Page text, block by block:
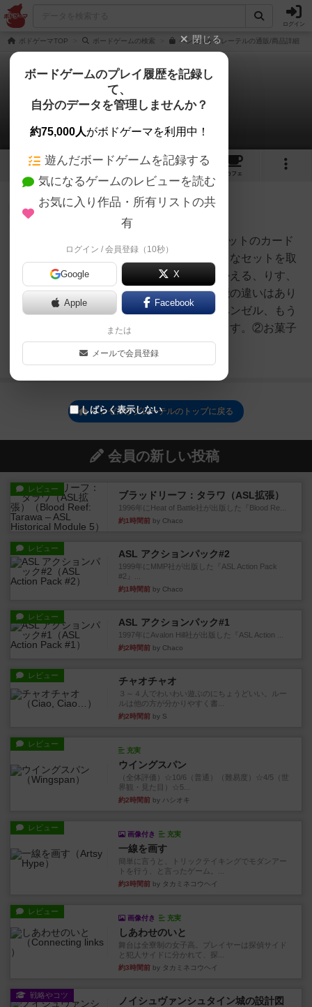
ログイン
ボドゲーマTOP ボードゲームの検索 ヘンゼルかグレーテルの通販/商品詳細
ヘンゼルかグレーテル
1件のルール/インスト
4 4
カフェ
252名 充実
&lt;準備&gt;①箱から動物の2枚セットのカード
を取り出し、各プレイヤーは好きなセットを取
ります。うさぎ、はりねずみ、かえる、りす、
ふくろう、ぶたがいますが、性能の違いはあり
ません。カードの裏には一方にヘンゼル、もう
一方にグレーテルが描かれています。②お菓子
カード、いた...
大賢者
ヘンゼルかグレーテルのトップに戻る
会員の新しい投稿
レビュー
ブラッドリーフ：タラワ（ASL拡張）
1996年にHeat of Battle社が出版した『Blood Re...
約1時間前 by Chaco
レビュー ASL アクションパック#2
1999年にMMP社が出版した『ASL Action Pack
#2』...
約1時間前 by Chaco
レビュー ASL アクションパック#1
1997年にAvalon Hill社が出版した『ASL Action ...
約2時間前 by Chaco
レビュー チャオチャオ
３～４人でわいわい遊ぶのにちょうどいい。ルー
ルは他の方が分かりやすく書...
約2時間前 by S
レビュー
充実
ウイングスパン
（全体評価）☆10/6（普通）（難易度）☆4/5（世
界観・見た目）☆5...
約2時間前 by ハシオキ
レビュー
画像付き 充実
一線を画す
簡単に言うと、トリックテイキングでモダンアー
トを行う、と言ったゲーム。...
約3時間前 by タカミネコウヘイ
レビュー
画像付き 充実
しあわせのいと
舞台は全寮制の女子高。プレイヤーは探偵サイド
と犯人サイドに分かれて、探...
約3時間前 by タカミネコウヘイ
戦略やコツ ノイシュヴァンシュタイン城の設計図
閉じる
ボードゲームのプレイ履歴を記録し
て、
自分のデータを管理しませんか？
約75,000人がボドゲーマを利用中！
遊んだボードゲームを記録する
気になるゲームのレビューを読む
お気に入り作品・所有リストの共
有
ログイン / 会員登録（10秒）
Google X
Apple Facebook
または
メールで会員登録
しばらく表示しない